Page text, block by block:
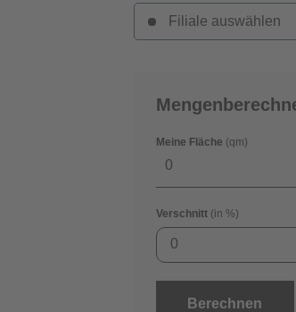
Filiale auswählen
Meine Fläche (qm)
Verschnitt (in %)
0
Berechnen